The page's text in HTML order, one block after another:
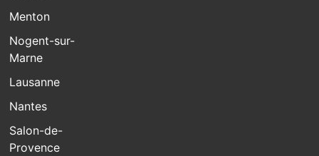
Menton
Nogent-sur-
Marne
Lausanne
Nantes
Salon-de-
Provence